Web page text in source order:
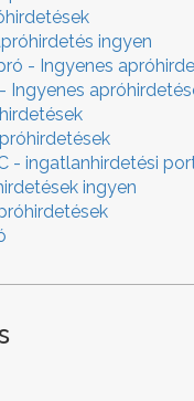
ingyen
- Ingyenes
Ingyenes
- ingatlanhirdetési
ingyen